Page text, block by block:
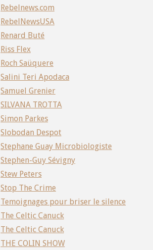
Rebelnews.com
RebelNewsUSA
Renard Buté
Riss Flex
Roch Saüquere
Salini Teri Apodaca
Samuel Grenier
SILVANA TROTTA
Simon Parkes
Slobodan Despot
Stephane Guay Microbiologiste
Stephen-Guy Sévigny
Stew Peters
Stop The Crime
Temoignages pour briser le silence
The Celtic Canuck
The Celtic Canuck
THE COLIN SHOW